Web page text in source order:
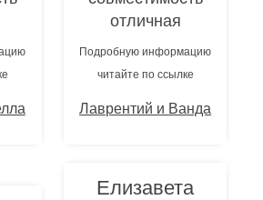
отличная
Подробную информацию
читайте по ссылке
Лаврентий и Ванда
Елизавета